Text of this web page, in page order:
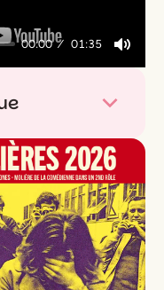
00:00 01:35
Mute
Marcos
La Veronal,
Jon López,